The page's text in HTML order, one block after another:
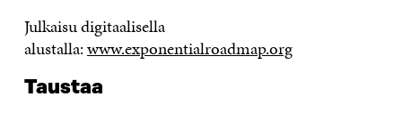
Julkaisu digitaalisella
alustalla:www.exponentialroadmap.org
Taustaa